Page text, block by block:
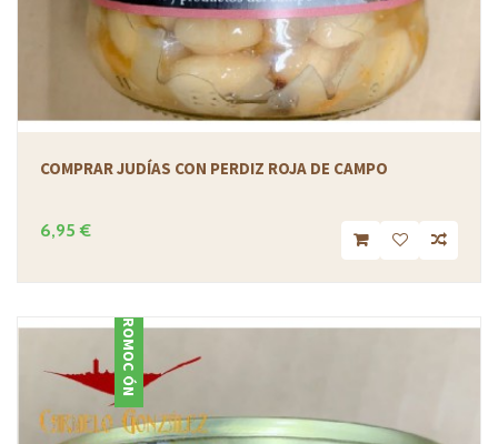
COMPRAR JUDÍAS CON PERDIZ ROJA DE CAMPO
6,95 €
PROMOCIÓN